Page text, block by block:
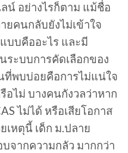
น์ อย่างไรก็ตาม แม้ชื่อ
คนกลับยังไม่เข้าใจ
บบคืออะไร และมี
ระบบการคัดเลือกของ
ที่พบบ่อยคือการไม่แน่ใจ
อไม่ บางคนกังวลว่าหาก
ไม่ได้ หรือเสียโอกาส
หตุนี้ เด็ก ม.ปลาย
จากความกลัว มากกว่า